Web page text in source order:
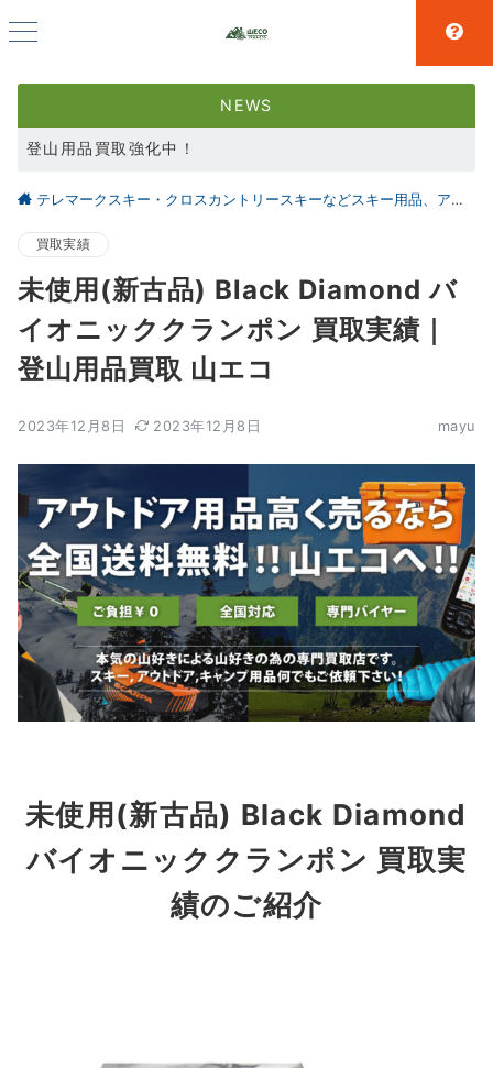
NEWS
登山用品買取強化中！
スキー用品買取強化中！
テレマークスキー・クロスカントリースキーなどスキー用品、アウトドア、キャンプ用品の買取なら仙台の【山とエコ】
買取実績
未使用(新古品) Black Diamond バ
イオニッククランポン 買取実績｜
登山用品買取 山エコ
2023年12月8日 2023年12月8日 mayu
未使用(新古品) Black Diamond
バイオニッククランポン 買取実
績のご紹介